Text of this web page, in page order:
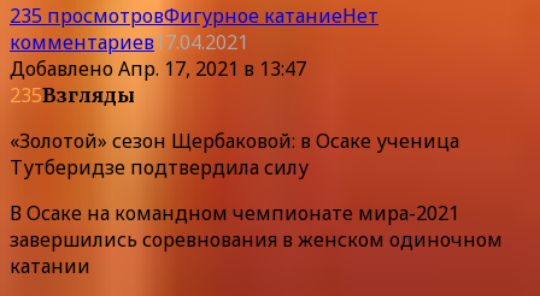
235 просмотровФигурное катаниеНет
комментариев17.04.2021
ДобавленоАпр. 17, 2021 в 13:47
235Взгляды
«Золотой» сезон Щербаковой: в Осаке ученица
Тутберидзе подтвердила силу
В Осаке на командном чемпионате мира-2021
завершились соревнования в женском одиночном
катании